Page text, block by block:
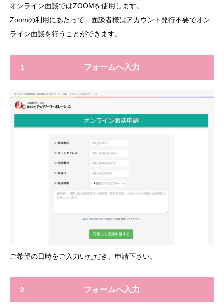
オンライン面談ではZOOMを使用します。
Zoomの利用にあたって、面談者様はアカウント発行不要でオン
ライン面談を行うことができます。
1 フォームへ入力
ご希望の日時をご入力いただき、申請下さい。
2 フォームへ入力